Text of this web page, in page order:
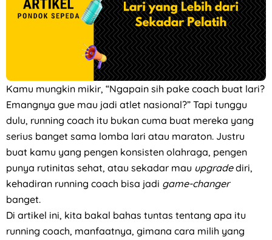
Kamu mungkin mikir, “Ngapain sih pake coach buat lari?
Emangnya gue mau jadi atlet nasional?” Tapi tunggu
dulu, running coach itu bukan cuma buat mereka yang
serius banget sama lomba lari atau maraton. Justru
buat kamu yang pengen konsisten olahraga, pengen
punya rutinitas sehat, atau sekadar mau upgradediri,
kehadiran running coach bisa jadi game-changer
banget.
Di artikel ini, kita bakal bahas tuntas tentang apa itu
running coach, manfaatnya, gimana cara milih yang